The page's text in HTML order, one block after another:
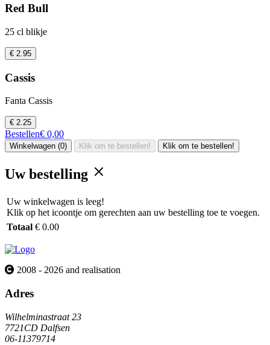
Red Bull
25 cl blikje
€ 2.95
Cassis
Fanta Cassis
€ 2.25
Bestellen€ 0,00
Winkelwagen (0) Klik om te bestellen! Klik om te bestellen!
Uw bestelling
Uw winkelwagen is leeg!
Klik op het icoontje om gerechten aan uw bestelling toe te voegen.
Totaal € 0.00
2008 - 2026 and realisation
Adres
Wilhelminastraat 23
7721CD Dalfsen
06-11379714